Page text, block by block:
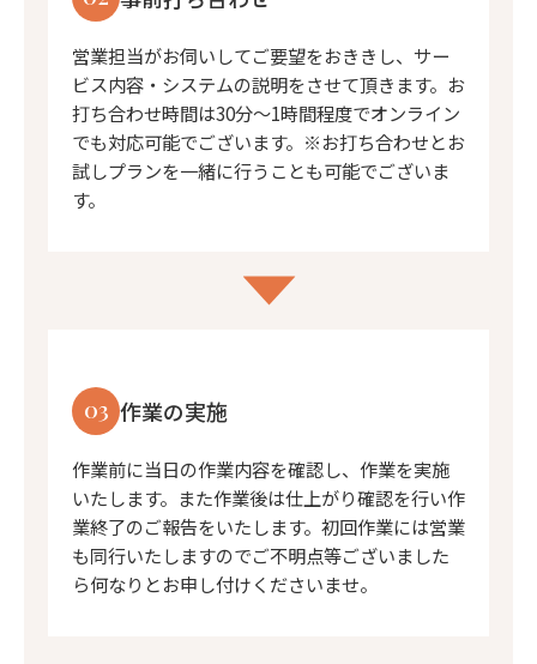
営業担当がお伺いしてご要望をおききし、サー
ビス内容・システムの説明をさせて頂きます。お
打ち合わせ時間は30分〜1時間程度でオンライン
でも対応可能でございます。※お打ち合わせとお
試しプランを一緒に行うことも可能でございま
す。
03 作業の実施
作業前に当日の作業内容を確認し、作業を実施
いたします。また作業後は仕上がり確認を行い作
業終了のご報告をいたします。初回作業には営業
も同行いたしますのでご不明点等ございました
ら何なりとお申し付けくださいませ。